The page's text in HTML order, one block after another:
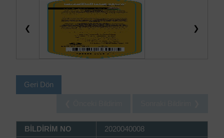
❮ ❯
Geri Dön
BİLDİRİM NO
2020040008